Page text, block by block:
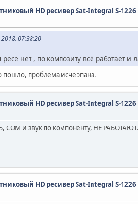
HD ресивер Sat-Integral S-1226
07:38:20
ресе нет , по композиту всё работает и
пошло, проблема исчерпана.
HD ресивер Sat-Integral S-1226
СОМ и звук по компоненту, НЕ РАБОТАЮТ.
HD ресивер Sat-Integral S-1226